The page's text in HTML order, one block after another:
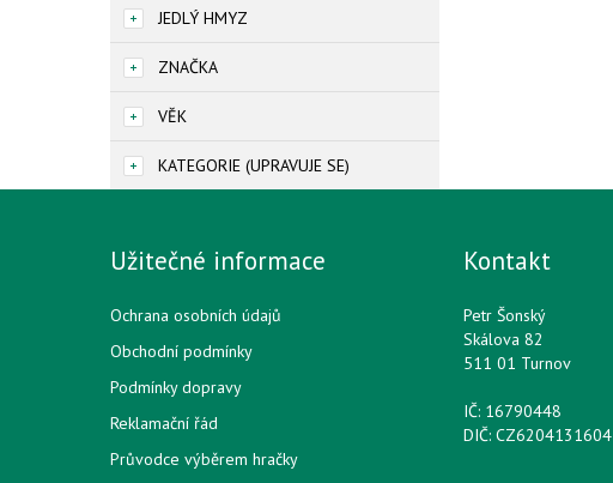
JEDLÝ HMYZ
ZNAČKA
VĚK
KATEGORIE (UPRAVUJE SE)
Užitečné informace
Ochrana osobních údajů
Obchodní podmínky
Podmínky dopravy
Reklamační řád
Průvodce výběrem hračky
Kontakt
Petr Šonský
Skálova 82
511 01 Turnov
IČ: 16790448
DIČ: CZ6204131604